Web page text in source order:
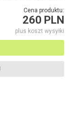
Cena produktu:
260 PLN
plus koszt wysyłki